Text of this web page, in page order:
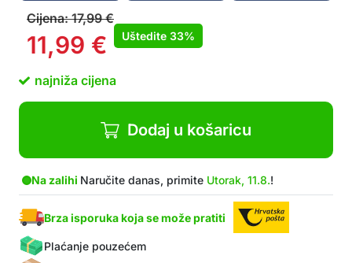
Dugotrajnost
Brzo sušenje rublja
Pogodno za unutarnju i vanjsku upotrebu
Otporno na koroziju i vodu
U paketu: 1x mini sušilica
Cijena:17,99€
11,99 € Uštedite 33%
najniža cijena
Dodaj u košaricu
Na zalihi Naručite danas, primite Utorak, 11.8.!
Brza isporuka koja se može pratiti
Plaćanje pouzećem